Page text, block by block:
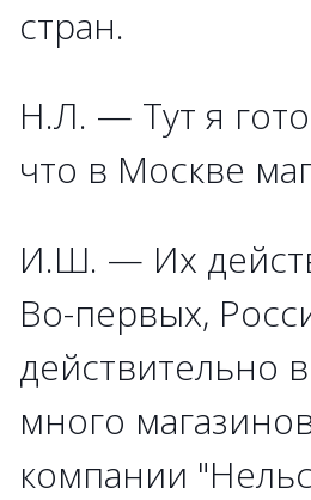
стран.
Н.Л. — Тут я
что в Москве
И.Ш. — Их
Во-первых,
действительно
много
компании